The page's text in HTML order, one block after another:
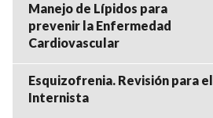
Manejo de Lípidos para
prevenir la Enfermedad
Cardiovascular
Esquizofrenia. Revisión para el
Internista